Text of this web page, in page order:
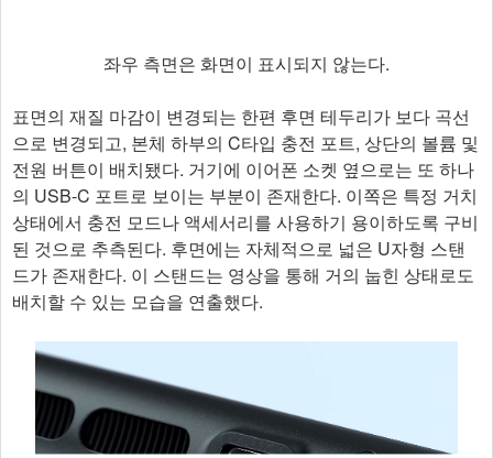
좌우 측면은 화면이 표시되지 않는다.
표면의 재질 마감이 변경되는 한편 후면 테두리가 보다 곡선
으로 변경되고, 본체 하부의 C타입 충전 포트, 상단의 볼륨 및
전원 버튼이 배치됐다. 거기에 이어폰 소켓 옆으로는 또 하나
의 USB-C 포트로 보이는 부분이 존재한다. 이쪽은 특정 거치
상태에서 충전 모드나 액세서리를 사용하기 용이하도록 구비
된 것으로 추측된다. 후면에는 자체적으로 넓은 U자형 스탠
드가 존재한다. 이 스탠드는 영상을 통해 거의 눕힌 상태로도
배치할 수 있는 모습을 연출했다.